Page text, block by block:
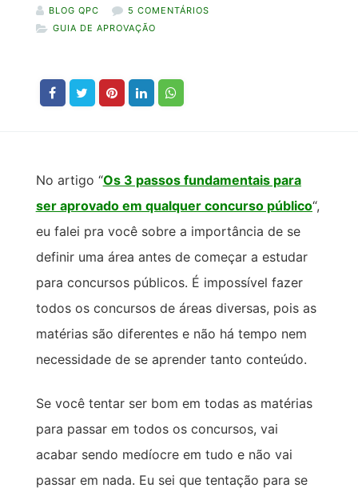
BLOG QPC
5 COMENTÁRIOS
GUIA DE APROVAÇÃO
No artigo “Os 3 passos fundamentais para
ser aprovado em qualquer concurso público“,
eu falei pra você sobre a importância de se
definir uma área antes de começar a estudar
para concursos públicos. É impossível fazer
todos os concursos de áreas diversas, pois as
matérias são diferentes e não há tempo nem
necessidade de se aprender tanto conteúdo.
Se você tentar ser bom em todas as matérias
para passar em todos os concursos, vai
acabar sendo medíocre em tudo e não vai
passar em nada. Eu sei que tentação para se